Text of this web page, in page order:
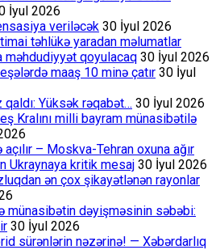
İyul 2026
veriləcək 30 İyul 2026
təhlükə yaradan məlumatlar
məhdudiyyət qoyulacaq 30 İyul 2026
maaş 10 minə çatır 30 İyul
Yüksək rəqabət… 30 İyul 2026
Kralını milli bayram münasibətilə
– Moskva-Tehran oxuna ağır
Ukraynaya kritik mesaj 30 İyul 2026
ən çox şikayətlənən rayonlar
münasibətin dəyişməsinin səbəbi:
30 İyul 2026
sürənlərin nəzərinə! — Xəbərdarlıq